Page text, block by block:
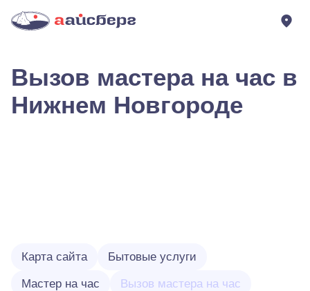
Вызов мастера на час в
Нижнем Новгороде
Карта сайта Бытовые услуги
Мастер на час Вызов мастера на час